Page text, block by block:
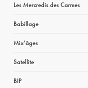
Les Mercredis des Carmes
Babillage
Mix’âges
Satellite
BIP